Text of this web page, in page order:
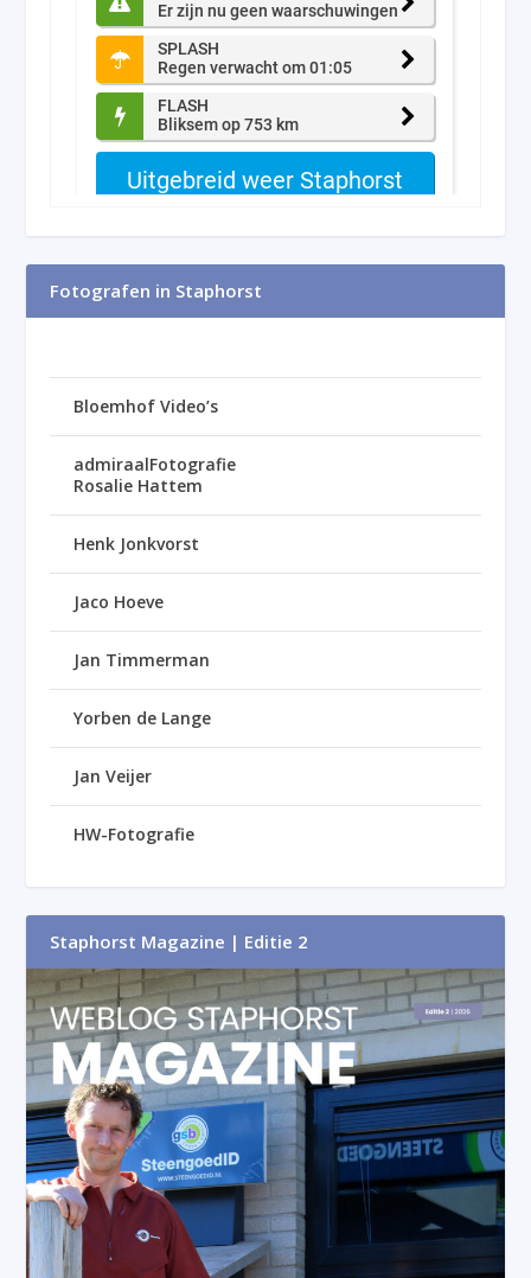
Fotografen in Staphorst
Bloemhof Video’s
admiraalFotografie
Rosalie Hattem
Henk Jonkvorst
Jaco Hoeve
Jan Timmerman
Yorben de Lange
Jan Veijer
HW-Fotografie
Staphorst Magazine | Editie 2